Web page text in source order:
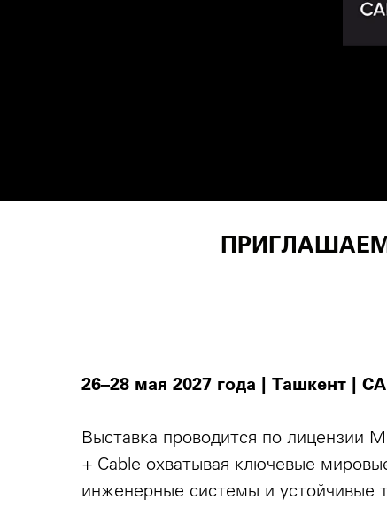
26–28 мая 2027 года | Ташкент |
Выставка проводится по лицензии
+ Cable охватывая ключевые
инженерные системы и устойчивые